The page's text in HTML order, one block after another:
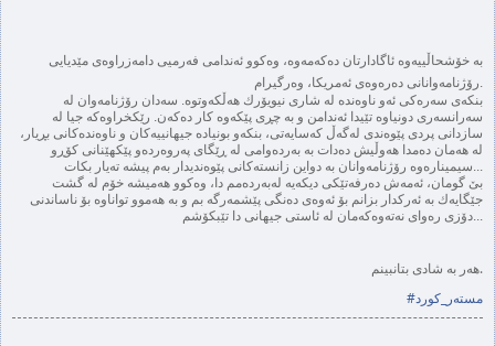
‌به‌ خۆشحاڵییه‌وه‌ ئاگادارتان ده‌كه‌مه‌وه‌، وه‌كوو ئه‌ندامی فه‌رمیی دامه‌زراوه‌ی مێدیایی
بنكه‌ی سه‌ره‌كی ئه‌و ناوه‌نده‌ له‌ شاری نیویۆرك هه‌ڵكه‌وتوه. سه‌دان رۆژنامه‌وان له‌
سه‌رانسه‌ری دونیاوه‌ تێیدا ئه‌ندامن و به‌ چڕی پێكه‌وه‌ كار ده‌كه‌ن. رێكخراوه‌كه‌ جیا له
سازدانی پردی پێوه‌ندی له‌گه‌ڵ كه‌سایه‌تی، بنكه‌و بونیاده‌ جیهانییه‌كان و ناوه‌نده‌كانی بڕیار،
له‌ هه‌مان ده‌مدا هه‌وڵیش ده‌دات به‌ به‌رده‌وامی‌ له‌ ڕێگای په‌روه‌رده‌و پێكهێنانی كۆڕو
بێ گومان، ئه‌مه‌ش ده‌رفه‌تێكی دیكه‌یه‌ له‌به‌رده‌مم دا، وه‌كوو هه‌میشه‌ خۆم له‌ گشت
جێگایه‌ك به‌ ئه‌ركدار بزانم بۆ ئه‌وه‌ی ده‌نگی پێشمه‌رگه‌ بم و به‌ هه‌موو تواناوه‌ بۆ ناساندنی
هه‌ر به‌ شادی بتانبینم.
#مسته‌ر_كورد